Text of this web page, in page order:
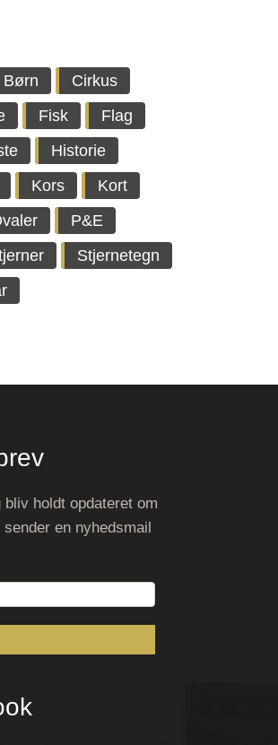
Børn
Cirkus
Fisk
Flag
Historie
Kors
Kort
P&E
Stjernetegn
holdt opdateret om
en nyhedsmail